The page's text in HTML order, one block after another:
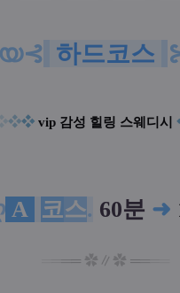
യ⊰ 하드코스
❖❖ vip 감성 힐링 스웨디시
A 코스. 60분 ➜
══ ✿ ∥ ✿ ══